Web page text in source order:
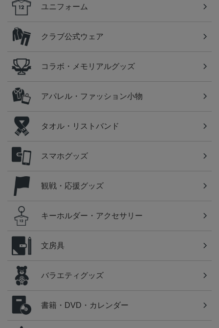
ユニフォーム
クラブ公式ウェア
コラボ・メモリアルグッズ
アパレル・ファッション小物
タオル・リストバンド
スマホグッズ
観戦・応援グッズ
キーホルダー・アクセサリー
文房具
バラエティグッズ
書籍・DVD・カレンダー